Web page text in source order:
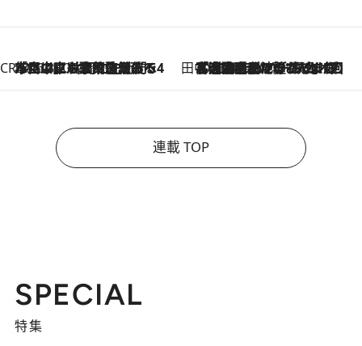
CREA'S CHOICE
2026.8.7
「立川にも歌舞伎があるんだよ」 片岡仁左衛門・市川中車ら豪華座組みで4年目の立川立飛歌舞伎へ 田中稲の勝手に再ブーム
2026.8.7
「湘南乃風に憧れて」観客大盛上がりの“タオル回し”に、ラッパー顔負けの高速歌唱まで…さだまさし（74）のアグレッシブすぎる現在地
連載 TOP
SPECIAL
特集